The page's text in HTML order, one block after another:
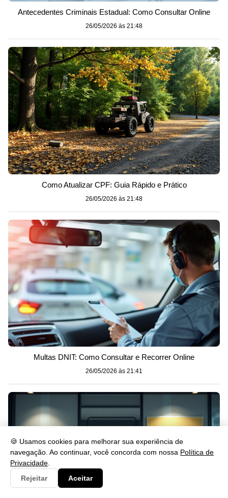
🍪 Usamos cookies para melhorar sua experiência de
navegação. Ao continuar, você concorda com nossa Política de
Privacidade
Rejeitar
Aceitar
Antecedentes Criminais Estadual: Como Consultar Online
26/05/2026 às 21:48
Como Atualizar CPF: Guia Rápido e Prático
26/05/2026 às 21:48
Multas DNIT: Como Consultar e Recorrer Online
26/05/2026 às 21:41